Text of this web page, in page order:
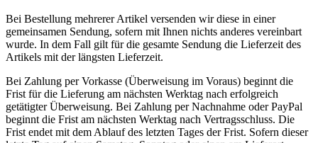
Bei Bestellung mehrerer Artikel versenden wir diese in einer
gemeinsamen Sendung, sofern mit Ihnen nichts anderes vereinbart
wurde. In dem Fall gilt für die gesamte Sendung die Lieferzeit des
Artikels mit der längsten Lieferzeit.
Bei Zahlung per Vorkasse (Überweisung im Voraus) beginnt die
Frist für die Lieferung am nächsten Werktag nach erfolgreich
getätigter Überweisung. Bei Zahlung per Nachnahme oder PayPal
beginnt die Frist am nächsten Werktag nach Vertragsschluss. Die
Frist endet mit dem Ablauf des letzten Tages der Frist. Sofern dieser